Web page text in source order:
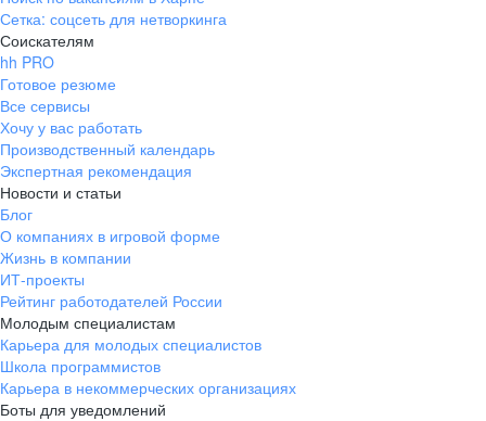
Сетка: соцсеть для нетворкинга
Соискателям
hh PRO
Готовое резюме
Все сервисы
Хочу у вас работать
Производственный календарь
Экспертная рекомендация
Новости и статьи
Блог
О компаниях в игровой форме
Жизнь в компании
ИТ-проекты
Рейтинг работодателей России
Молодым специалистам
Карьера для молодых специалистов
Школа программистов
Карьера в некоммерческих организациях
Боты для уведомлений